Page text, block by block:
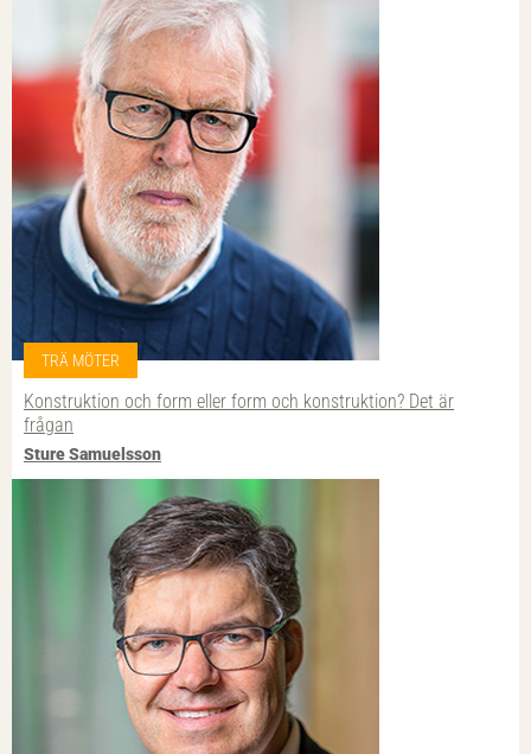
TRÄ MÖTER
Konstruktion och form eller form och konstruktion? Det är
frågan
Sture Samuelsson